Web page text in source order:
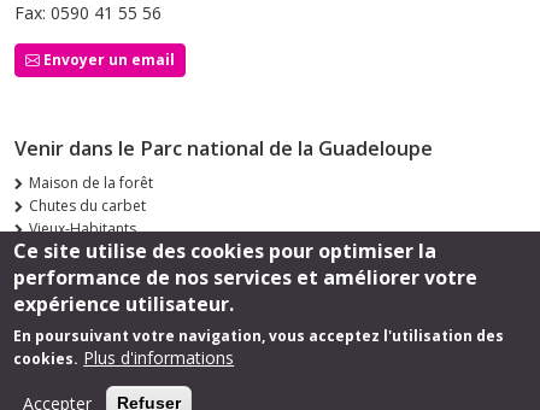
Fax: 0590 41 55 56
Envoyer un email
Venir dans le Parc national de la Guadeloupe
Maison de la forêt
Chutes du carbet
Vieux-Habitants
Siège de Saint-Claude
Suivez-nous
Ce site utilise des cookies pour optimiser la
performance de nos services et améliorer votre
expérience utilisateur.
En poursuivant votre navigation, vous acceptez l'utilisation des
cookies. Plus d'informations
Accepter
Refuser